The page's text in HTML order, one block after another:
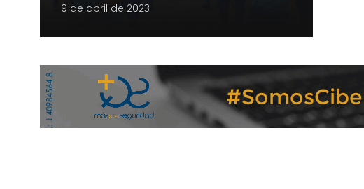
9 de abril de 2023